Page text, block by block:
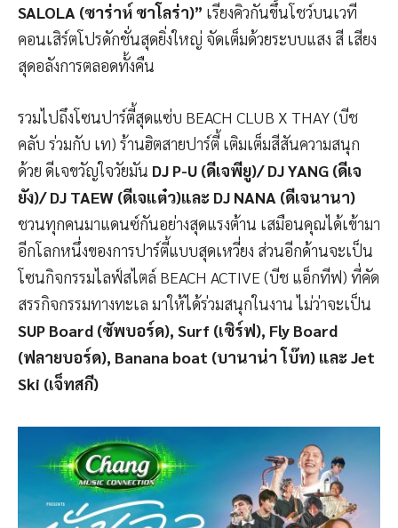
SALOLA (ซาร่าห์ ซาโลร่า)” เรียงคิวกันขึ้นโชว์บนเวที
คอนเสิร์ตโปรดักชั่นสุดยิ่งใหญ่ จัดเต็มด้วยระบบแสง สี เสียง
สุดอลังการตลอดทั้งคืน
รวมไปถึงโซนปาร์ตี้สุดแซ่บ BEACH CLUB X THAY (บีช
คลับ ร่วมกับ เท) ร้านฮิตสายปาร์ตี้ เติมเต็มสีสันความสนุก
ด้วย ดีเจขวัญใจวัยมัน DJ P-U (ดีเจพียู)/ DJ YANG (ดีเจ
ยัง)/ DJ TAEW (ดีเจแต๋ว)และ DJ NANA (ดีเจนานา)
ชวนทุกคนมาแดนซ์กันอย่างสุดแรงต้าน เสมือนคุณได้เข้ามา
อีกโลกหนึ่งของการปาร์ตี้แบบสุดเหวี่ยง ส่วนอีกด้านจะเป็น
โซนกิจกรรมไลฟ์สไตล์ BEACH ACTIVE (บีช แอ็กทีฟ) ที่คัด
สรรกิจกรรมทางทะเล มาให้ได้ร่วมสนุกในงาน ไม่ว่าจะเป็น
SUP Board (ซัพบอร์ด), Surf (เซิร์ฟ), Fly Board
(ฟลายบอร์ด), Banana boat (บานาน่า โบ๊ท) และJet
Ski (เจ็ทสกี)